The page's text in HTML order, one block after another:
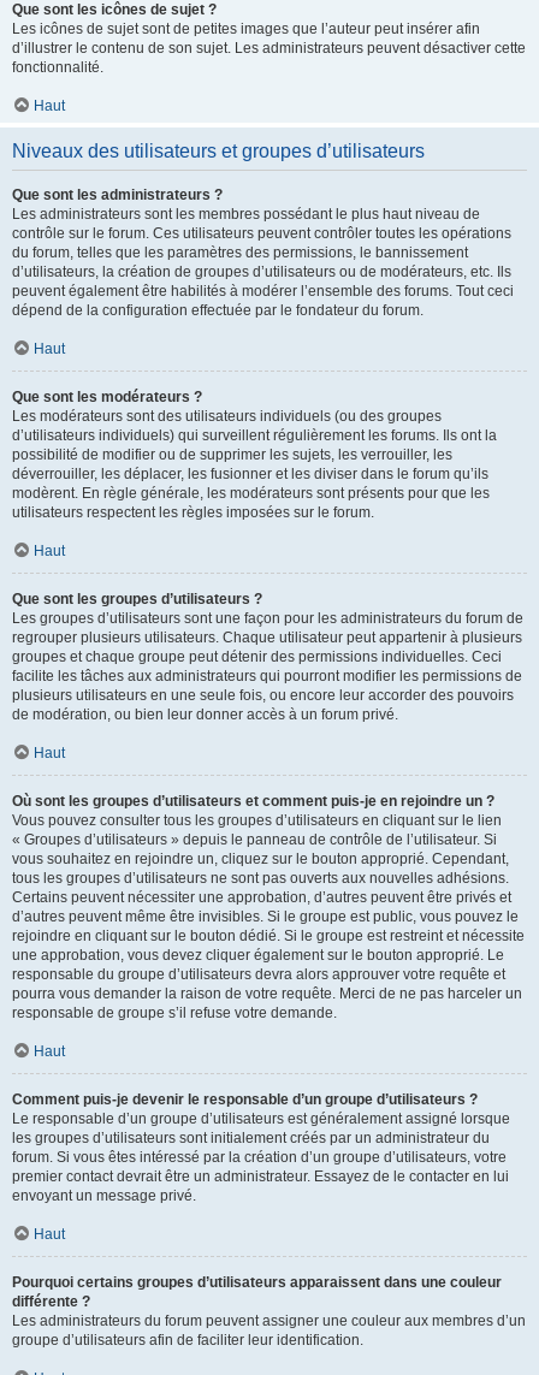
Que sont les icônes de sujet ?
Les icônes de sujet sont de petites images que l’auteur peut insérer afin
d’illustrer le contenu de son sujet. Les administrateurs peuvent désactiver cette
fonctionnalité.
Haut
Niveaux des utilisateurs et groupes d’utilisateurs
Que sont les administrateurs ?
Les administrateurs sont les membres possédant le plus haut niveau de
contrôle sur le forum. Ces utilisateurs peuvent contrôler toutes les opérations
du forum, telles que les paramètres des permissions, le bannissement
d’utilisateurs, la création de groupes d’utilisateurs ou de modérateurs, etc. Ils
peuvent également être habilités à modérer l’ensemble des forums. Tout ceci
dépend de la configuration effectuée par le fondateur du forum.
Haut
Que sont les modérateurs ?
Les modérateurs sont des utilisateurs individuels (ou des groupes
d’utilisateurs individuels) qui surveillent régulièrement les forums. Ils ont la
possibilité de modifier ou de supprimer les sujets, les verrouiller, les
déverrouiller, les déplacer, les fusionner et les diviser dans le forum qu’ils
modèrent. En règle générale, les modérateurs sont présents pour que les
utilisateurs respectent les règles imposées sur le forum.
Haut
Que sont les groupes d’utilisateurs ?
Les groupes d’utilisateurs sont une façon pour les administrateurs du forum de
regrouper plusieurs utilisateurs. Chaque utilisateur peut appartenir à plusieurs
groupes et chaque groupe peut détenir des permissions individuelles. Ceci
facilite les tâches aux administrateurs qui pourront modifier les permissions de
plusieurs utilisateurs en une seule fois, ou encore leur accorder des pouvoirs
de modération, ou bien leur donner accès à un forum privé.
Haut
Où sont les groupes d’utilisateurs et comment puis-je en rejoindre un ?
Vous pouvez consulter tous les groupes d’utilisateurs en cliquant sur le lien
« Groupes d’utilisateurs » depuis le panneau de contrôle de l’utilisateur. Si
vous souhaitez en rejoindre un, cliquez sur le bouton approprié. Cependant,
tous les groupes d’utilisateurs ne sont pas ouverts aux nouvelles adhésions.
Certains peuvent nécessiter une approbation, d’autres peuvent être privés et
d’autres peuvent même être invisibles. Si le groupe est public, vous pouvez le
rejoindre en cliquant sur le bouton dédié. Si le groupe est restreint et nécessite
une approbation, vous devez cliquer également sur le bouton approprié. Le
responsable du groupe d’utilisateurs devra alors approuver votre requête et
pourra vous demander la raison de votre requête. Merci de ne pas harceler un
responsable de groupe s’il refuse votre demande.
Haut
Comment puis-je devenir le responsable d’un groupe d’utilisateurs ?
Le responsable d’un groupe d’utilisateurs est généralement assigné lorsque
les groupes d’utilisateurs sont initialement créés par un administrateur du
forum. Si vous êtes intéressé par la création d’un groupe d’utilisateurs, votre
premier contact devrait être un administrateur. Essayez de le contacter en lui
envoyant un message privé.
Haut
Pourquoi certains groupes d’utilisateurs apparaissent dans une couleur
différente ?
Les administrateurs du forum peuvent assigner une couleur aux membres d’un
groupe d’utilisateurs afin de faciliter leur identification.